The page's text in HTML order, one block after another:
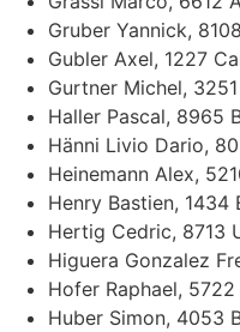
Gruber Yannick,
Gubler Axel, 1227
Gurtner Michel,
Haller Pascal, 8965
Hänni Livio Dario,
Heinemann Alex,
Henry Bastien, 1434
Hertig Cedric, 8713
Higuera Gonzalez
Hofer Raphael, 5722
Huber Simon, 4053